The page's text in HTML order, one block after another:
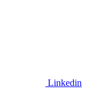
Linkedin